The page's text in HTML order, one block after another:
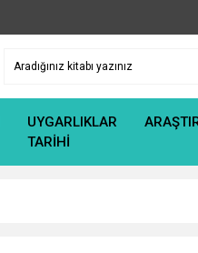
UYGARLIKLAR
TARİHİ